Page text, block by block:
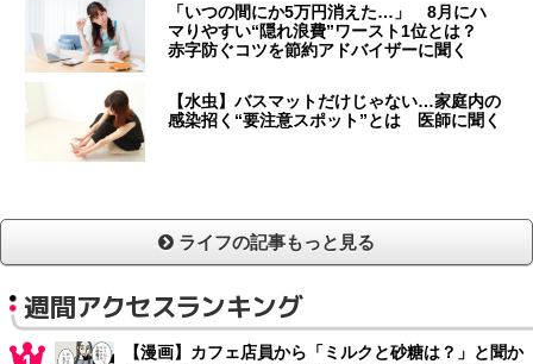
「いつの間にか5万円消えた…」 8月にハ
マりやすい“隠れ浪費”ワースト1位とは？
赤字防ぐコツを節約アドバイザーに聞く
【水虫】バスマットだけじゃない…家庭内の
感染招く“要注意スポット”とは 医師に聞く
ライフの記事もっと見る
週間アクセスランキング
【漫画】カフェ店員から「ミルクと砂糖は？」と聞か